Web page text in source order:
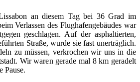
an diesem Tag bei 36 Grad im
Verlassen des Flughafengebäudes war
geschlagen. Auf der asphaltierten,
Straße, wurde sie fast unerträglich.
zu müssen, verkrochen wir uns in die
Wir waren gerade mal 8 km geradelt
Pause.